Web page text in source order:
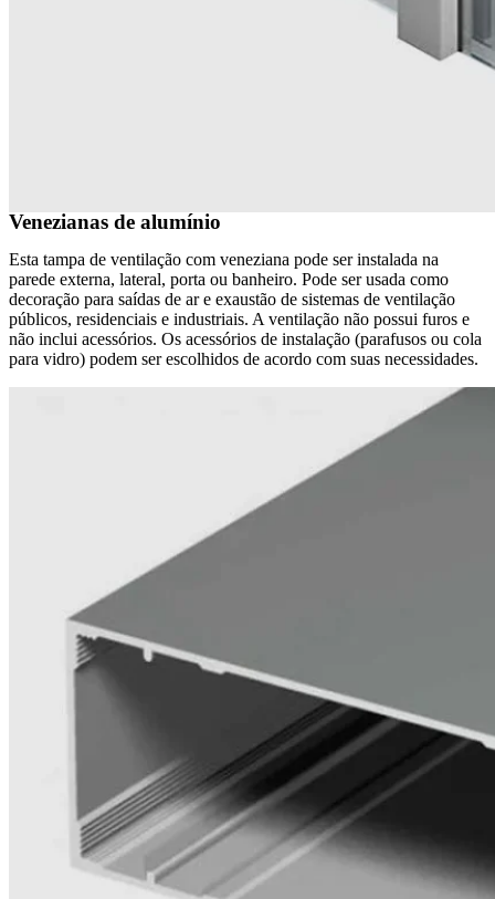
Venezianas de alumínio
Esta tampa de ventilação com veneziana pode ser instalada na
parede externa, lateral, porta ou banheiro. Pode ser usada como
decoração para saídas de ar e exaustão de sistemas de ventilação
públicos, residenciais e industriais. A ventilação não possui furos e
não inclui acessórios. Os acessórios de instalação (parafusos ou cola
para vidro) podem ser escolhidos de acordo com suas necessidades.